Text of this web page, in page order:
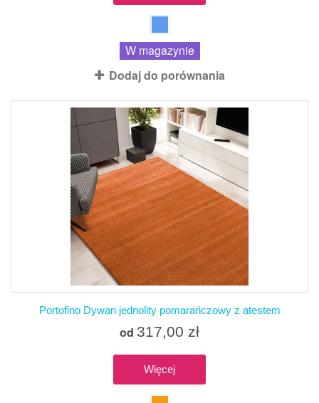
W magazynie
Dodaj do porównania
Portofino Dywan jednolity pomarańczowy z atestem
od 317,00 zł
Więcej